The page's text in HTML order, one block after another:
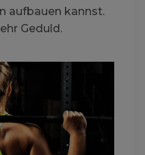
aufbauen kannst.
Geduld.